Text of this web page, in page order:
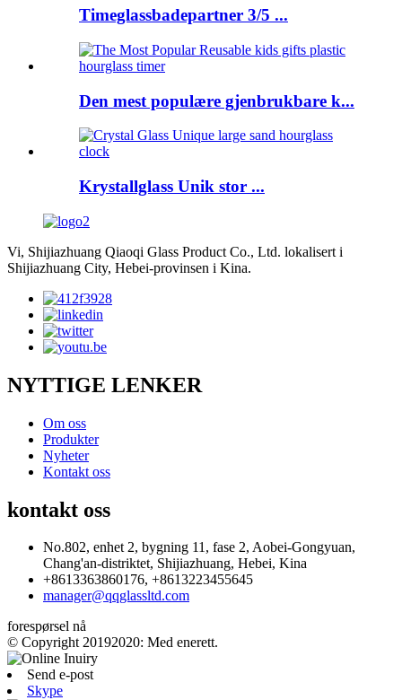
Timeglassbadepartner 3/5 ...
Den mest populære gjenbrukbare k...
Krystallglass Unik stor ...
Vi, Shijiazhuang Qiaoqi Glass Product Co., Ltd. lokalisert i
Shijiazhuang City, Hebei-provinsen i Kina.
NYTTIGE LENKER
Om oss
Produkter
Nyheter
Kontakt oss
kontakt oss
No.802, enhet 2, bygning 11, fase 2, Aobei-Gongyuan,
Chang'an-distriktet, Shijiazhuang, Hebei, Kina
+8613363860176, +8613223455645
manager@qqglassltd.com
forespørsel nå
© Copyright 20192020: Med enerett.
Send e-post
Skype